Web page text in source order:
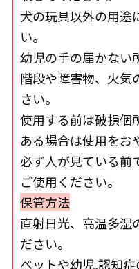
犬の玩具以外の用途
い。
幼児の手の届かない
階段や障害物、火気
さい。
使用する前は破損個
ある場合は使用をお
必ず人が見ている前
ご使用ください。
保管方法
直射日光、高温多湿
ださい。
ペットや幼児,認知